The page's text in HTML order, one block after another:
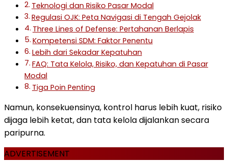
Teknologi dan Risiko Pasar Modal
Regulasi OJK: Peta Navigasi di Tengah Gejolak
Three Lines of Defense: Pertahanan Berlapis
Kompetensi SDM: Faktor Penentu
Lebih dari Sekadar Kepatuhan
FAQ: Tata Kelola, Risiko, dan Kepatuhan di Pasar
Modal
Tiga Poin Penting
Namun, konsekuensinya, kontrol harus lebih kuat, risiko
dijaga lebih ketat, dan tata kelola dijalankan secara
paripurna.
ADVERTISEMENT